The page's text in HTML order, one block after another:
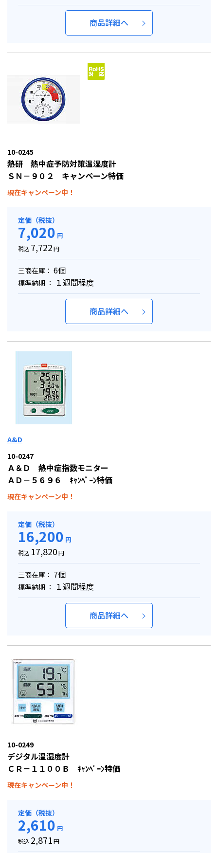
商品詳細へ
10-0245
熱研 熱中症予防対策温湿度計
ＳＮ－９０２ キャンペーン特価
現在キャンペーン中！
定価（税抜）
7,020 円
税込 7,722円
三商在庫： 6個
標準納期 ： １週間程度
商品詳細へ
A&D
10-0247
Ａ＆Ｄ 熱中症指数モニター
ＡＤ－５６９６ ｷｬﾝﾍﾟｰﾝ特価
現在キャンペーン中！
定価（税抜）
16,200 円
税込 17,820円
三商在庫： 7個
標準納期 ： １週間程度
商品詳細へ
10-0249
デジタル温湿度計
ＣＲ－１１００Ｂ ｷｬﾝﾍﾟｰﾝ特価
現在キャンペーン中！
定価（税抜）
2,610 円
税込 2,871円